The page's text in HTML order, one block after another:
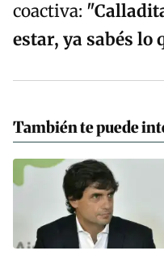
coactiva:
estar, ya sabés lo
También te puede